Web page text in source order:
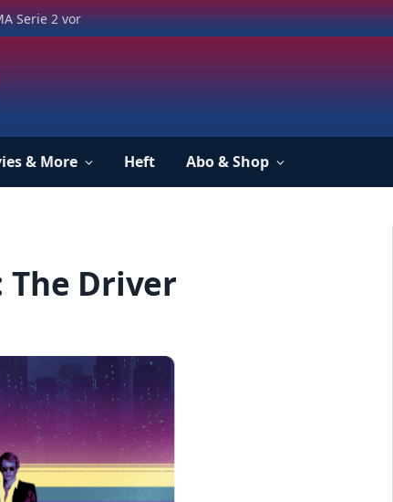
Serie 2 vor
& More Heft Abo & Shop
The Driver